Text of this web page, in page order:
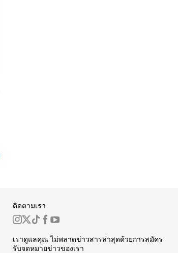
ติดตามเรา
เราดูแลคุณ ไม่พลาดข่าวสารล่าสุดด้วยการสมัคร
รับจดหมายข่าวของเรา